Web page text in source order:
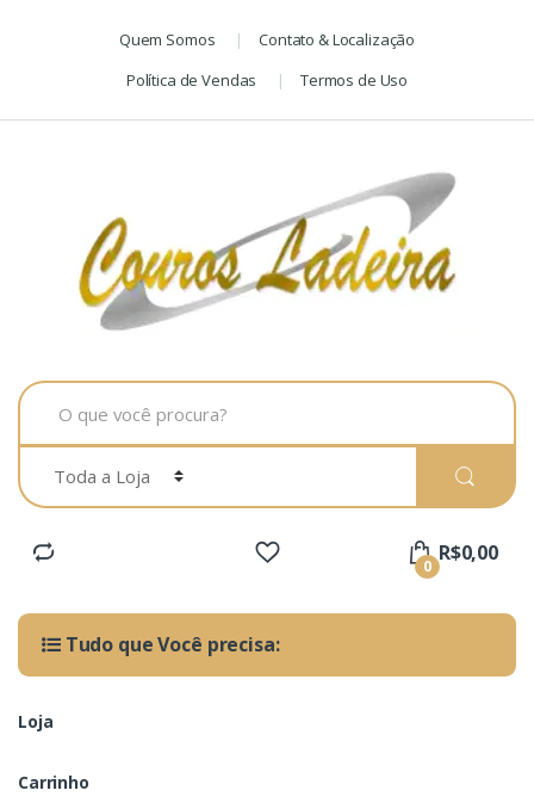
Quem Somos
Contato & Localização
Política de Vendas
Termos de Uso
Search
for:
0
R$0,00
Tudo que Você precisa:
Loja
Carrinho